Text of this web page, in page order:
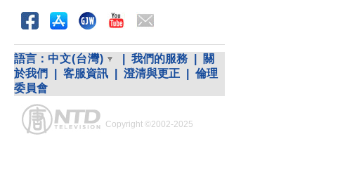
語言： 中文(台灣) 我們的服務
關
於我們
客服資訊 澄清與更正
倫理
委員會
Copyright ©2002-2025